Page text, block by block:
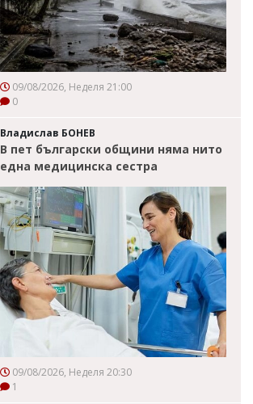
09/08/2026, Неделя 21:00
0
Владислав БОНЕВ
В пет български общини няма нито
една медицинска сестра
09/08/2026, Неделя 20:30
1